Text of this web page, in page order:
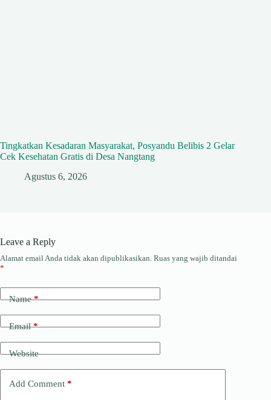
Tingkatkan Kesadaran Masyarakat, Posyandu Belibis 2 Gelar
Cek Kesehatan Gratis di Desa Nangtang
Agustus 6, 2026
Leave a Reply
Alamat email Anda tidak akan dipublikasikan. Ruas yang wajib ditandai
*
Name*
Email*
Website
Add Comment *